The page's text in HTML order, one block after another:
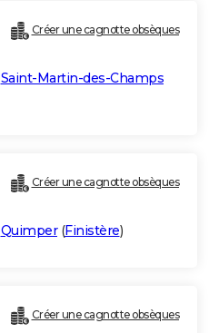
Créer une cagnotte obsèques
Saint-Martin-des-Champs
Créer une cagnotte obsèques
Quimper(Finistère)
Créer une cagnotte obsèques